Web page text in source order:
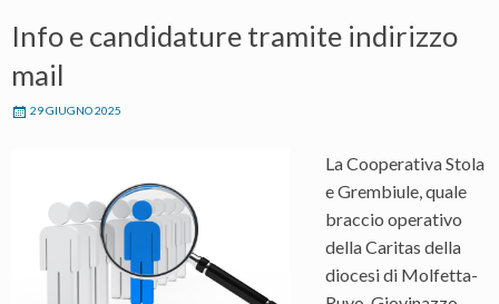
Info e candidature tramite indirizzo
mail
29 GIUGNO 2025
La Cooperativa Stola
e Grembiule, quale
braccio operativo
della Caritas della
diocesi di Molfetta-